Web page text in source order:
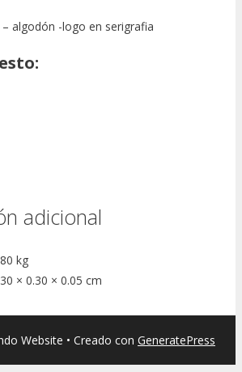
algodón -logo en serigrafia
adicional
kg
× 0.30 × 0.05 cm
Website • Creado con GeneratePress